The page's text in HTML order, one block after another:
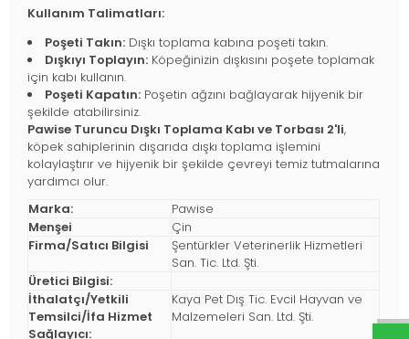
Kullanım Talimatları:
Poşeti Takın: Dışkı toplama kabına poşeti takın.
Dışkıyı Toplayın: Köpeğinizin dışkısını poşete toplamak
için kabı kullanın.
Poşeti Kapatın: Poşetin ağzını bağlayarak hijyenik bir
şekilde atabilirsiniz.
Pawise Turuncu Dışkı Toplama Kabı ve Torbası 2'li,
köpek sahiplerinin dışarıda dışkı toplama işlemini
kolaylaştırır ve hijyenik bir şekilde çevreyi temiz tutmalarına
yardımcı olur.
Marka:
Pawise
Menşei
Çin
Firma/Satıcı Bilgisi
Şentürkler Veterinerlik Hizmetleri
San. Tic. Ltd. Şti.
Üretici Bilgisi:
İthalatçı/Yetkili
Temsilci/İfa Hizmet
Sağlayıcı:
Kaya Pet Dış Tic. Evcil Hayvan ve
Malzemeleri San. Ltd. Şti.